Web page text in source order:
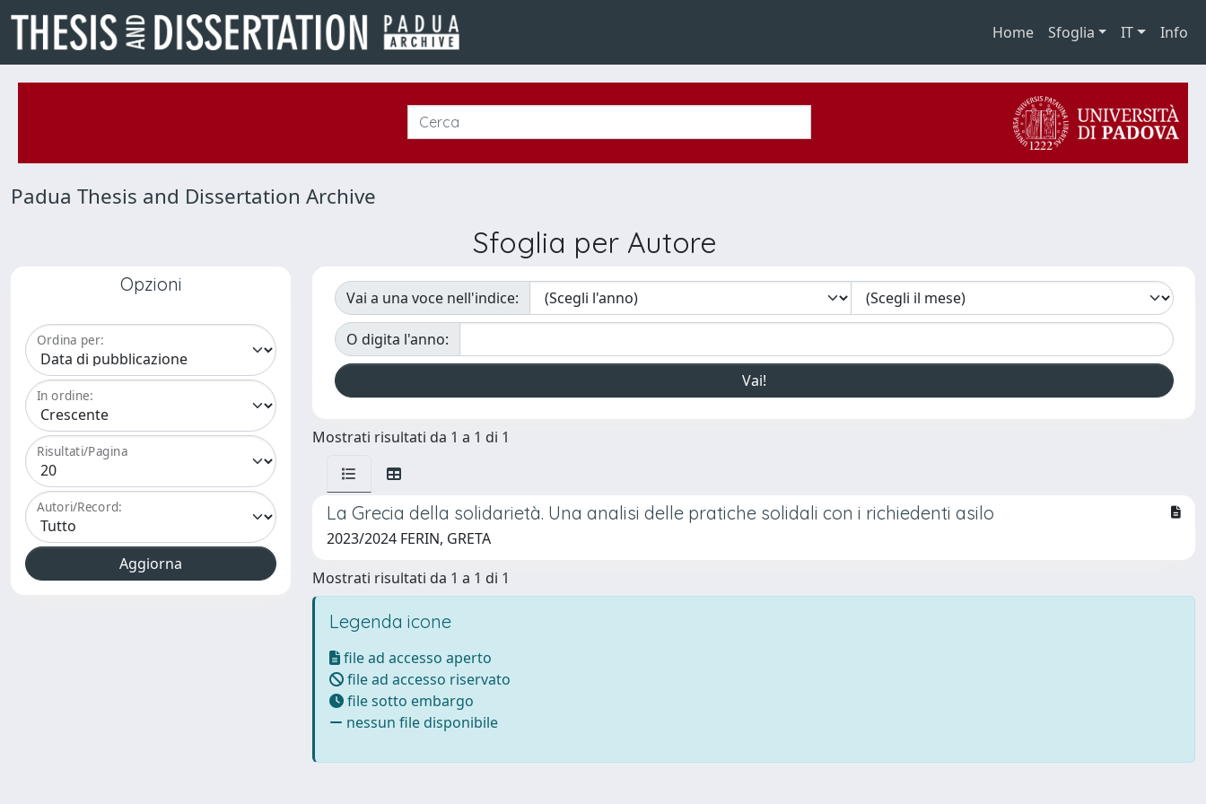
Home Sfoglia IT Info
Padua Thesis and Dissertation Archive
Sfoglia per Autore
Opzioni
Ordina per:
In ordine:
Risultati/Pagina
Autori/Record:
Vai a una voce nell'indice:
O digita l'anno:
Mostrati risultati da 1 a 1 di 1
La Grecia della solidarietà. Una analisi delle pratiche solidali con i richiedenti asilo
2023/2024 FERIN, GRETA
Mostrati risultati da 1 a 1 di 1
Legenda icone
file ad accesso aperto
file ad accesso riservato
file sotto embargo
nessun file disponibile